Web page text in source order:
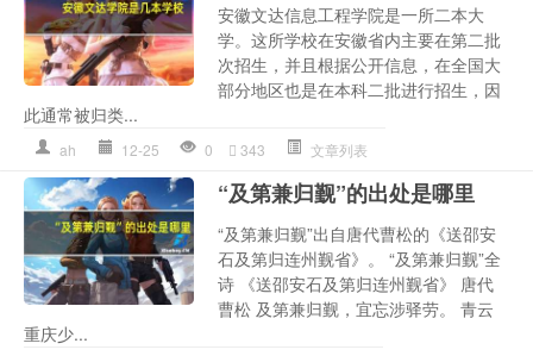
安徽文达信息工程学院是一所二本大
学。这所学校在安徽省内主要在第二批
次招生，并且根据公开信息，在全国大
部分地区也是在本科二批进行招生，因
此通常被归类...
ah 12-25 0 343 文章列表
“及第兼归觐”的出处是哪里
“及第兼归觐”出自唐代曹松的《送邵安
石及第归连州觐省》。 “及第兼归觐”全
诗 《送邵安石及第归连州觐省》 唐代
曹松 及第兼归觐，宜忘涉驿劳。 青云
重庆少...